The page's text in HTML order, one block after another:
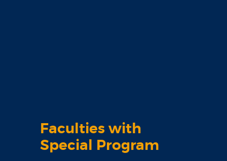
Faculties with
Special Program